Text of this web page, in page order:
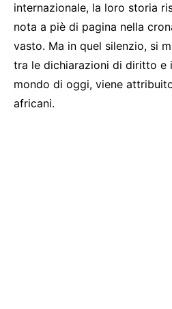
internazionale, la loro storia
nota a piè di pagina nella
vasto. Ma in quel silenzio, si
tra le dichiarazioni di diritto e
mondo di oggi, viene
africani.